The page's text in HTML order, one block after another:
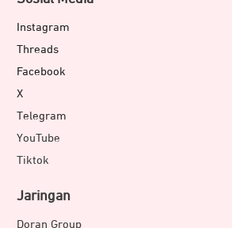
Instagram
Threads
Facebook
X
Telegram
YouTube
Tiktok
Jaringan
Doran Group